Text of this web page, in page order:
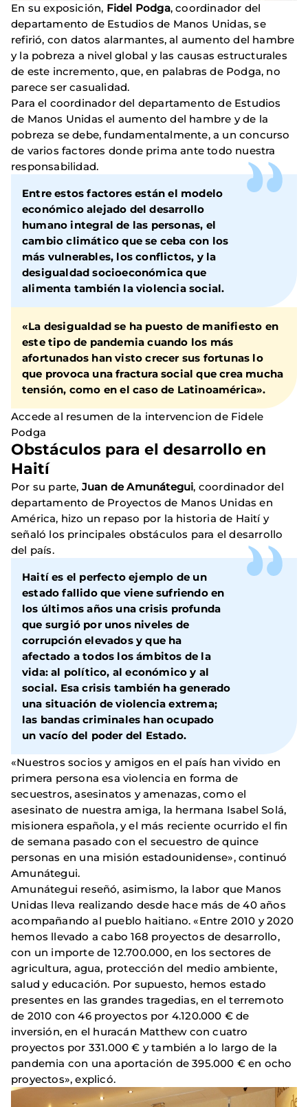
En su exposición, Fidel Podga, coordinador del
departamento de Estudios de Manos Unidas, se
refirió, con datos alarmantes, al aumento del hambre
y la pobreza a nivel global y las causas estructurales
de este incremento, que, en palabras de Podga, no
parece ser casualidad.
Para el coordinador del departamento de Estudios
de Manos Unidas el aumento del hambre y de la
pobreza se debe, fundamentalmente, a un concurso
de varios factores donde prima ante todo nuestra
responsabilidad.
Entre estos factores están el modelo
económico alejado del desarrollo
humano integral de las personas, el
cambio climático que se ceba con los
más vulnerables, los conflictos, y la
desigualdad socioeconómica que
alimenta también la violencia social.
«La desigualdad se ha puesto de manifiesto en
este tipo de pandemia cuando los más
afortunados han visto crecer sus fortunas lo
que provoca una fractura social que crea mucha
tensión, como en el caso de Latinoamérica».
Accede al resumen de la intervencion de Fidele
Podga
Obstáculos para el desarrollo en
Haití
Por su parte, Juan de Amunátegui, coordinador del
departamento de Proyectos de Manos Unidas en
América, hizo un repaso por la historia de Haití y
señaló los principales obstáculos para el desarrollo
del país.
Haití es el perfecto ejemplo de un
estado fallido que viene sufriendo en
los últimos años una crisis profunda
que surgió por unos niveles de
corrupción elevados y que ha
afectado a todos los ámbitos de la
vida: al político, al económico y al
social. Esa crisis también ha generado
una situación de violencia extrema;
las bandas criminales han ocupado
un vacío del poder del Estado.
«Nuestros socios y amigos en el país han vivido en
primera persona esa violencia en forma de
secuestros, asesinatos y amenazas, como el
asesinato de nuestra amiga, la hermana Isabel Solá,
misionera española, y el más reciente ocurrido el fin
de semana pasado con el secuestro de quince
personas en una misión estadounidense», continuó
Amunátegui.
Amunátegui reseñó, asimismo, la labor que Manos
Unidas lleva realizando desde hace más de 40 años
acompañando al pueblo haitiano. «Entre 2010 y 2020
hemos llevado a cabo 168 proyectos de desarrollo,
con un importe de 12.700.000, en los sectores de
agricultura, agua, protección del medio ambiente,
salud y educación. Por supuesto, hemos estado
presentes en las grandes tragedias, en el terremoto
de 2010 con 46 proyectos por 4.120.000 € de
inversión, en el huracán Matthew con cuatro
proyectos por 331.000 € y también a lo largo de la
pandemia con una aportación de 395.000 € en ocho
proyectos», explicó.